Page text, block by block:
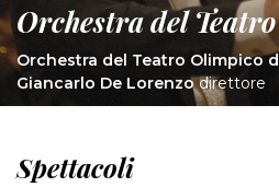
Orchestra del
Orchestra del Teatro Olimpico
Giancarlo De Lorenzodirettore
Spettacoli